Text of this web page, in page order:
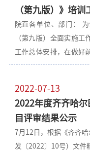
（第九版）》培训
院直各单位、部门： 为切实做好新型冠状病毒肺炎防控方案
（第九版）全面实施
工作总体安排，在做好
步组织做好第九版防
想认识，深入落实疫情
向，认真组织本部门开
参与、全员了解、全员合格。 二、强化培训过程 各
要积极采取线上、线下
控方案学习培训活动，
2022-07-13
2022年度齐齐哈
目评审结果公示
7月12日，根据《齐齐
发〔2022〕10号）文件